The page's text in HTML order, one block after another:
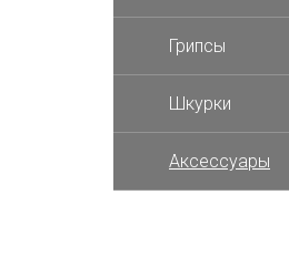
Грипсы
Шкурки
Аксессуары